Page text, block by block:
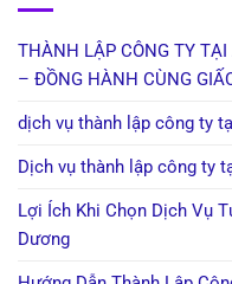
THÀNH LẬP CÔNG TY
– ĐỒNG HÀNH CÙNG
dịch vụ thành lập công ty
Dịch vụ thành lập công ty
Lợi Ích Khi Chọn Dịch Vụ
Dương